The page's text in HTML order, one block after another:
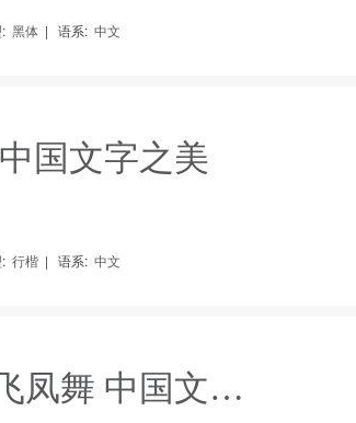
黑体 | 语系: 中文
国文字之美
行楷 | 语系: 中文
站酷快乐体2016修订版 龙飞凤舞 中国文字之美